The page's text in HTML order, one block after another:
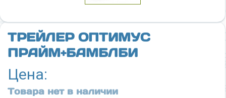
ТРЕЙЛЕР ОПТИМУС
ПРАЙМ+БАМБЛБИ
Цена:
Товара нет в наличии